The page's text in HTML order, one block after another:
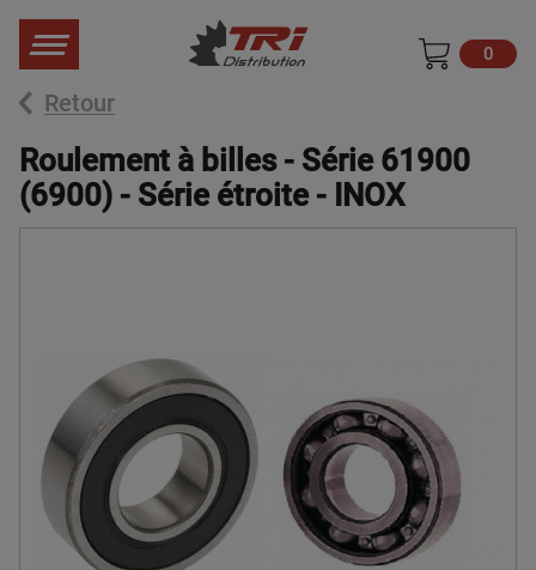
0
Retour
Roulement à billes - Série 61900
(6900) - Série étroite - INOX